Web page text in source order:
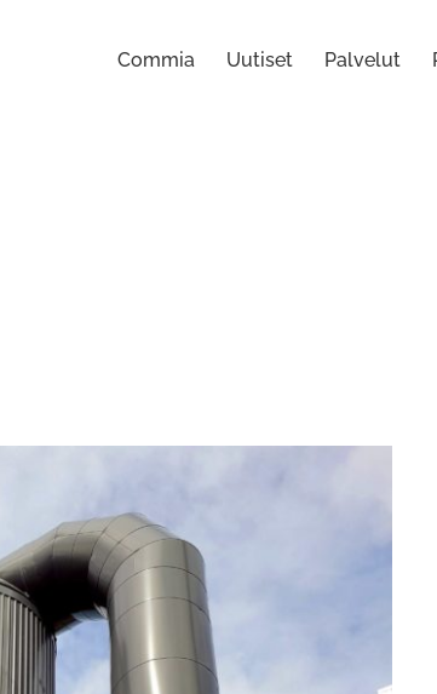
Commia Uutiset Palvelut